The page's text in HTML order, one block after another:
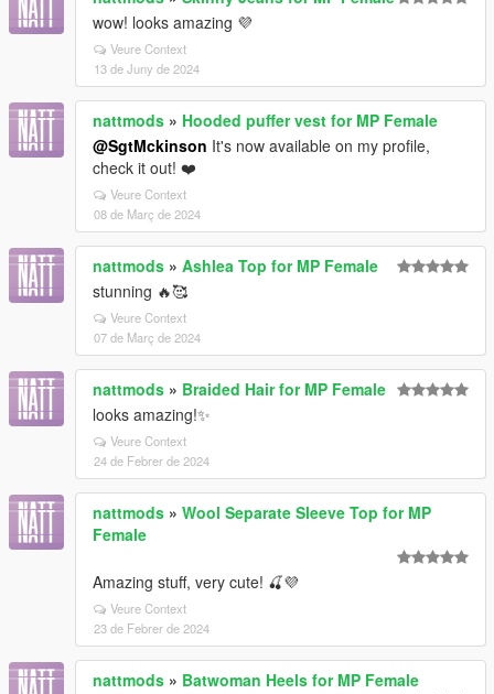
wow! looks amazing 💜
Veure Context
13 de Juny de 2024
nattmods » Hooded puffer vest for MP Female
@SgtMckinson It's now available on my profile,
check it out! ❤️
Veure Context
08 de Març de 2024
nattmods » Ashlea Top for MP Female
stunning 🔥🥰
Veure Context
07 de Març de 2024
nattmods » Braided Hair for MP Female
looks amazing!✨
Veure Context
24 de Febrer de 2024
nattmods » Wool Separate Sleeve Top for MP
Female
Amazing stuff, very cute! 🍒💜
Veure Context
23 de Febrer de 2024
nattmods » Batwoman Heels for MP Female